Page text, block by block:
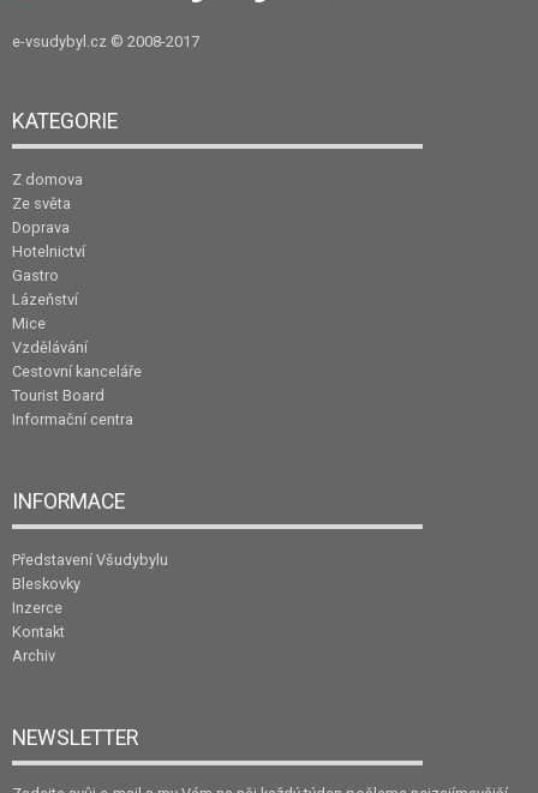
e-vsudybyl.cz © 2008-2017
KATEGORIE
Z domova
Ze světa
Doprava
Hotelnictví
Gastro
Lázeňství
Mice
Vzdělávání
Cestovní kanceláře
Tourist Board
Informační centra
INFORMACE
Představení Všudybylu
Bleskovky
Inzerce
Kontakt
Archiv
NEWSLETTER